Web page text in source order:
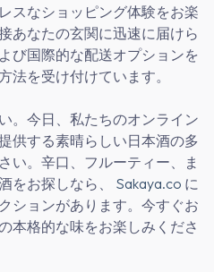
スなショッピング体験をお楽
あなたの玄関に迅速に届けら
び国際的な配送オプションを
法を受け付けています。
。今日、私たちのオンライン
供する素晴らしい日本酒の多
い。辛口、フルーティー、ま
をお探しなら、 Sakaya.co に
ションがあります。今すぐお
本格的な味をお楽しみくださ